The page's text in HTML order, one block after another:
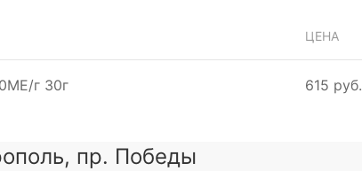
ЦЕНА
г 30г 615 руб.
пр. Победы